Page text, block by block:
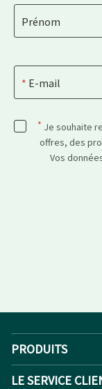
Prénom
E-mail
* Je souhaite
offres, des
Vos
PRODUITS
LE SERVICE